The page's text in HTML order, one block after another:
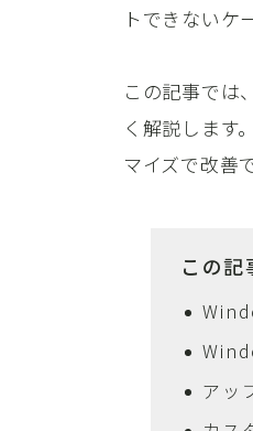
トできないケ
この記事では
く解説します
マイズで改善
この記
アッ